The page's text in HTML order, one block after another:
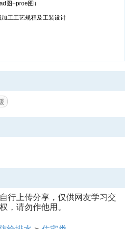
图+proe图）
工工艺规程及工装设计
行上传分享，仅供网友学习交
，请勿作他用。